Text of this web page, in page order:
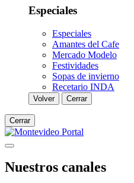
Especiales
Especiales
Amantes del Cafe
Mercado Modelo
Festividades
Sopas de invierno
Recetario INDA
Volver Cerrar
Cerrar
Nuestros canales